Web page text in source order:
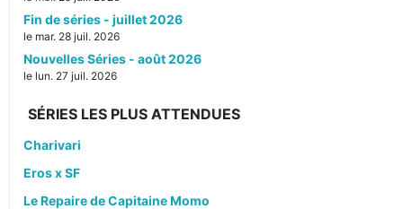
Fin de séries - juillet 2026
le mar. 28 juil. 2026
Nouvelles Séries - août 2026
le lun. 27 juil. 2026
SÉRIES LES PLUS ATTENDUES
Charivari
Eros x SF
Le Repaire de Capitaine Momo